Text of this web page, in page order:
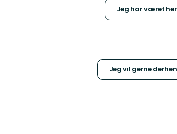
Jeg har været her
Jeg vil gerne derhen